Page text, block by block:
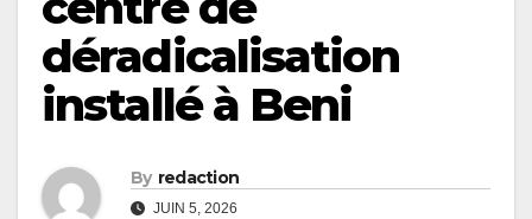
déradicalisation
installé à Beni
By redaction
JUIN 5, 2026